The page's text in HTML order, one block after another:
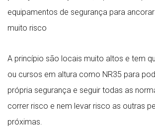
equipamentos de segurança para
muito risco
A princípio são locais muito altos e tem
ou cursos em altura como NR35 para
própria segurança e seguir todas as
correr risco e nem levar risco as outras
próximas.